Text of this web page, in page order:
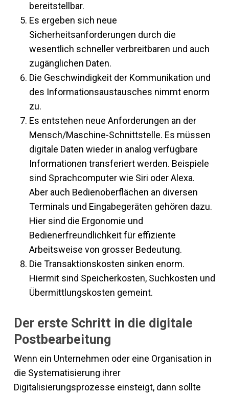
bereitstellbar.
Es ergeben sich neue
Sicherheitsanforderungen durch die
wesentlich schneller verbreitbaren und auch
zugänglichen Daten.
Die Geschwindigkeit der Kommunikation und
des Informationsaustausches nimmt enorm
zu.
Es entstehen neue Anforderungen an der
Mensch/Maschine-Schnittstelle. Es müssen
digitale Daten wieder in analog verfügbare
Informationen transferiert werden. Beispiele
sind Sprachcomputer wie Siri oder Alexa.
Aber auch Bedienoberflächen an diversen
Terminals und Eingabegeräten gehören dazu.
Hier sind die Ergonomie und
Bedienerfreundlichkeit für effiziente
Arbeitsweise von grosser Bedeutung.
Die Transaktionskosten sinken enorm.
Hiermit sind Speicherkosten, Suchkosten und
Übermittlungskosten gemeint.
Der erste Schritt in die digitale
Postbearbeitung
Wenn ein Unternehmen oder eine Organisation in
die Systematisierung ihrer
Digitalisierungsprozesse einsteigt, dann sollte